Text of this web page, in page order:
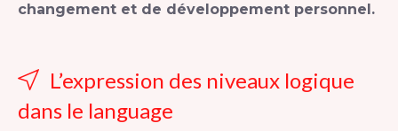
changement et de développement personnel.
L’expression des niveaux logique
dans le language